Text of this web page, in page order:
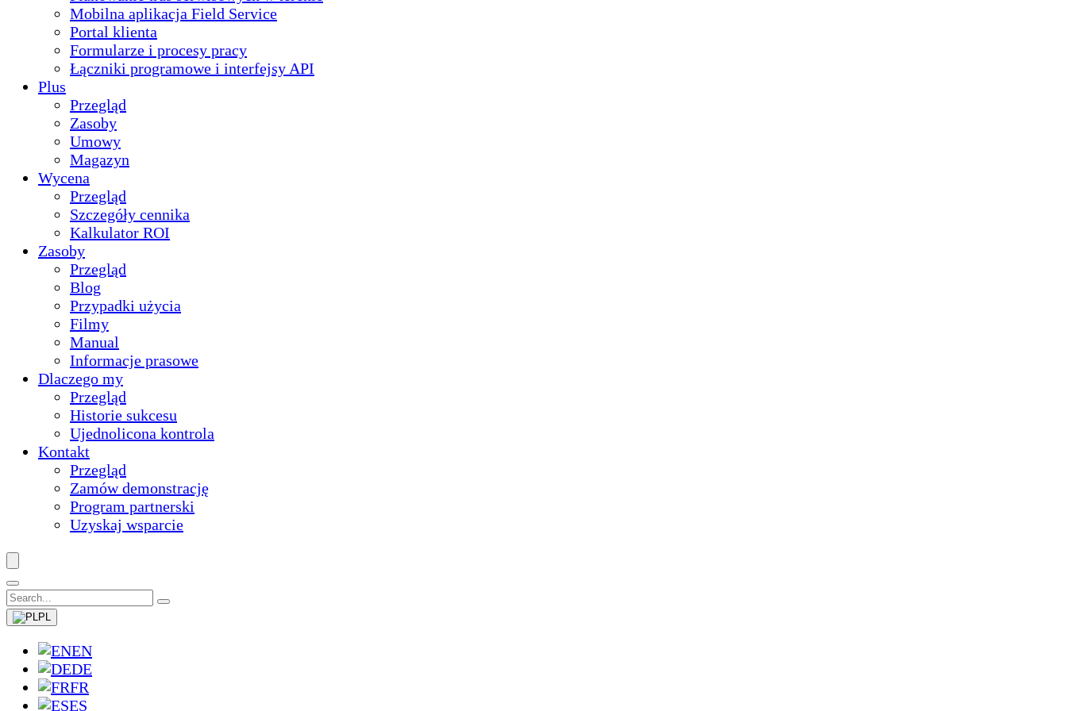
Mobilna aplikacja Field Service
Portal klienta
Formularze i procesy pracy
Łączniki programowe i interfejsy API
Plus
Przegląd
Zasoby
Umowy
Magazyn
Wycena
Przegląd
Szczegóły cennika
Kalkulator ROI
Zasoby
Przegląd
Blog
Przypadki użycia
Filmy
Manual
Informacje prasowe
Dlaczego my
Przegląd
Historie sukcesu
Ujednolicona kontrola
Kontakt
Przegląd
Zamów demonstrację
Program partnerski
Uzyskaj wsparcie
PL
EN
DE
FR
ES